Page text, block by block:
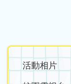
Main
navigation
活動相片